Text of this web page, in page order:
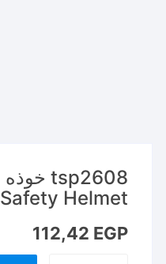
Safety Helmet
112,42 EGP